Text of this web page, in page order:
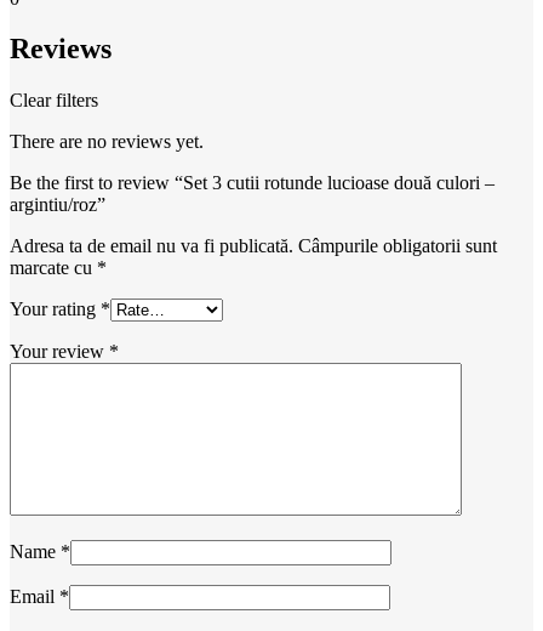
Reviews
Clear filters
There are no reviews yet.
Be the first to review “Set 3 cutii rotunde lucioase două culori –
argintiu/roz”
Adresa ta de email nu va fi publicată. Câmpurile obligatorii sunt
marcate cu *
Your rating *
Your review *
Name *
Email *